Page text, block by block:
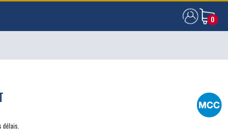
0
0
délais.